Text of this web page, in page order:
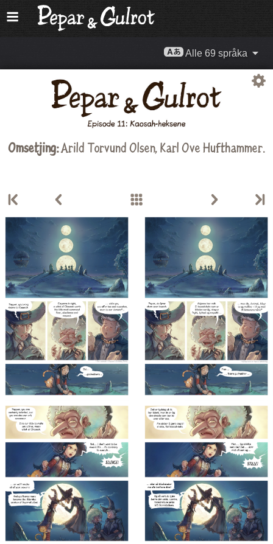
Alle 69 språka
Omsetjing:Arild Torvund Olsen,Karl Ove Hufthammer.